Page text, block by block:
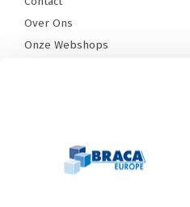
Over Ons
Onze Webshops
Betaalmethoden en voorwaarden
Privacy policy